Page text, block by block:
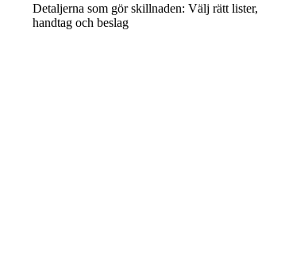
Detaljerna som gör skillnaden: Välj rätt lister,
handtag och beslag